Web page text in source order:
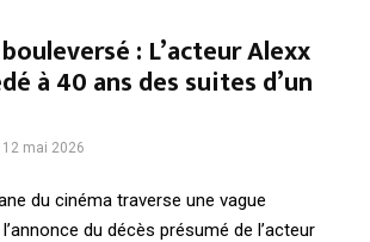
: L’acteur Alexx
à 40 ans des suites d’un
12 mai 2026
du cinéma traverse une vague
du décès présumé de l’acteur